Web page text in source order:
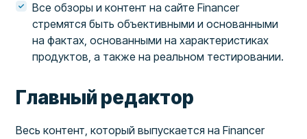
Все обзоры и контент на сайте Financer
стремятся быть объективными и основанными
на фактах, основанными на характеристиках
продуктов, а также на реальном тестировании.
Главный редактор
Весь контент, который выпускается на Financer